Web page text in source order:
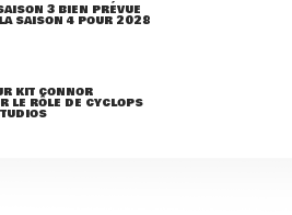
3 BIEN PRÉVUE
SAISON 4 POUR 2028
KIT CONNOR
LE RÔLE DE CYCLOPS